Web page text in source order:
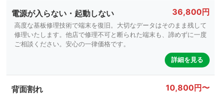
電源が入らない・起動しない 36,800円
高度な基板修理技術で端末を復旧。大切なデータはそのまま残して
修理いたします。他店で修理不可と断られた端末も、諦めずに一度
ご相談ください。安心の一律価格です。
詳細を見る
背面割れ 10,800円〜